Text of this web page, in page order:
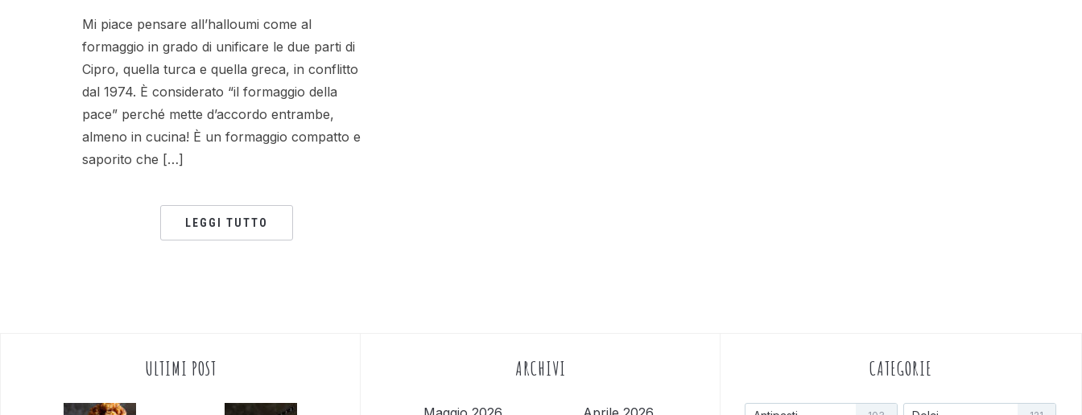
Mi piace pensare all’halloumi come al
formaggio in grado di unificare le due parti di
Cipro, quella turca e quella greca, in conflitto
dal 1974. È considerato “il formaggio della
pace” perché mette d’accordo entrambe,
almeno in cucina! È un formaggio compatto e
saporito che […]
LEGGI TUTTO
ULTIMI POST ARCHIVI CATEGORIE